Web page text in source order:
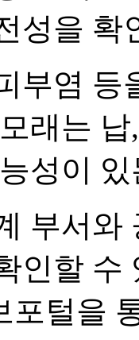
성을 확
부염 등
래는
성이
부서와
인할 수
포털을